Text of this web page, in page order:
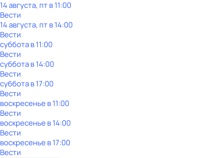
14 августа, пт в 11:00
Вести
14 августа, пт в 14:00
Вести
субботав11:00
Вести
субботав14:00
Вести
субботав17:00
Вести
воскресенье в11:00
Вести
воскресенье в14:00
Вести
воскресенье в17:00
Вести